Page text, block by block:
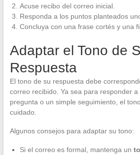
Acuse recibo del correo inicial.
Responda a los puntos planteados
Concluya con una frase cortés y una
Adaptar el Tono de
Respuesta
El tono de su respuesta debe
correo recibido. Ya sea para responder
pregunta o un simple seguimiento, el
cuidado.
Algunos consejos para adaptar su tono:
Si el correo es formal, mantenga un